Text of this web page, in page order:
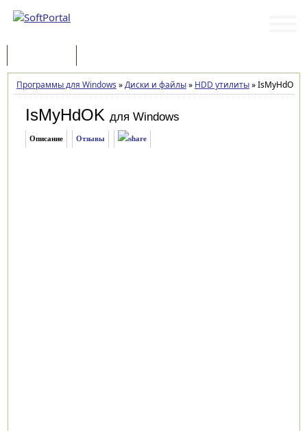
Программы для Windows »Диски и файлы» HDD утилиты»IsMyHdOK
IsMyHdOK для Windows
Описание Отзывы